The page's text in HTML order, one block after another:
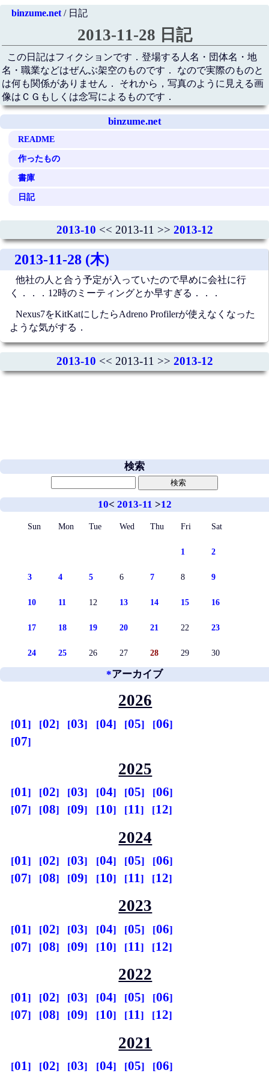
binzume.net/ 日記
2013-11-28 日記
この日記はフィクションです．登場する人名・団体名・地
名・職業などはぜんぶ架空のものです． なので実際のものと
は何も関係がありません． それから，写真のように見える画
像はＣＧもしくは念写によるものです．
binzume.net
README
作ったもの
書庫
日記
2013-10 << 2013-11 >> 2013-12
2013-11-28 (木)
他社の人と合う予定が入っていたので早めに会社に行
く．．．12時のミーティングとか早すぎる．．．
Nexus7をKitKatにしたらAdreno Profilerが使えなくなった
ような気がする．
2013-10 << 2013-11 >> 2013-12
検索
10< 2013-11 >12
Sun Mon Tue Wed Thu Fri Sat
1 2
3 4 5 6 7 8 9
10 11 12 13 14 15 16
17 18 19 20 21 22 23
24 25 26 27 28 29 30
*アーカイブ
2026
01 02 03 04 05
06
07
2025
01 02 03 04 05
06
07
08 09 10 11 12
2024
01 02 03 04 05
06
07
08 09 10 11 12
2023
01 02 03 04 05
06
07
08 09 10 11 12
2022
01 02 03 04 05
06
07
08 09 10 11 12
2021
01 02 03 04 05
06